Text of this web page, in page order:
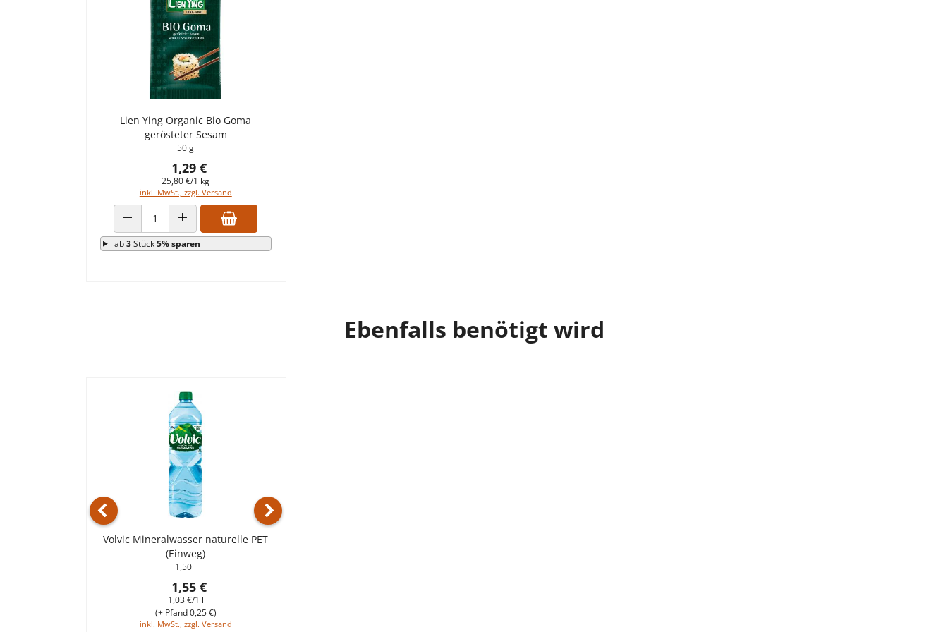
Lien Ying Organic Bio Goma
gerösteter Sesam
50 g
1,29 €
25,80 €/1 kg
inkl. MwSt., zzgl. Versand
ANZAHL VERRINGERNANZAHL ERHÖHEN
ab3Stück5% sparen
Ebenfalls benötigt wird
Volvic Mineralwasser naturelle PET
(Einweg)
1,50 l
1,55 €
1,03 €/1 l
inkl. MwSt., zzgl. Versand
(+ Pfand 0,25 €)
Vorheriges Produkt Nächstes Produkt